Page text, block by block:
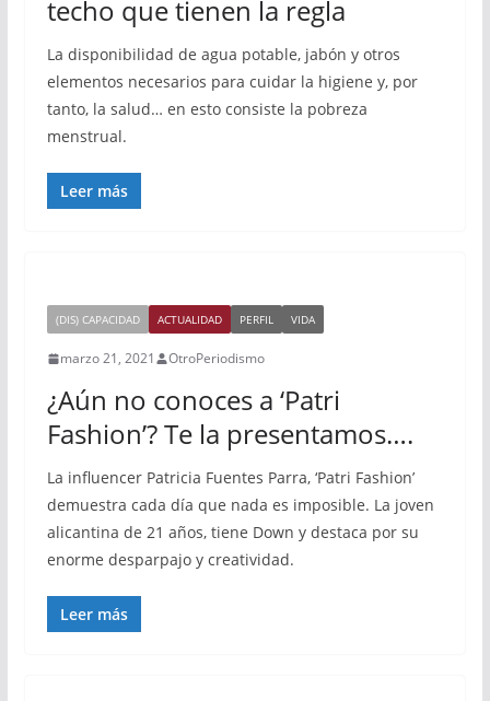
techo que tienen la regla
La disponibilidad de agua potable, jabón y otros
elementos necesarios para cuidar la higiene y, por
tanto, la salud… en esto consiste la pobreza
menstrual.
Leer más
(DIS) CAPACIDAD ACTUALIDAD PERFIL VIDA
marzo 21, 2021 OtroPeriodismo
¿Aún no conoces a ‘Patri
Fashion’? Te la presentamos….
La influencer Patricia Fuentes Parra, ‘Patri Fashion’
demuestra cada día que nada es imposible. La joven
alicantina de 21 años, tiene Down y destaca por su
enorme desparpajo y creatividad.
Leer más